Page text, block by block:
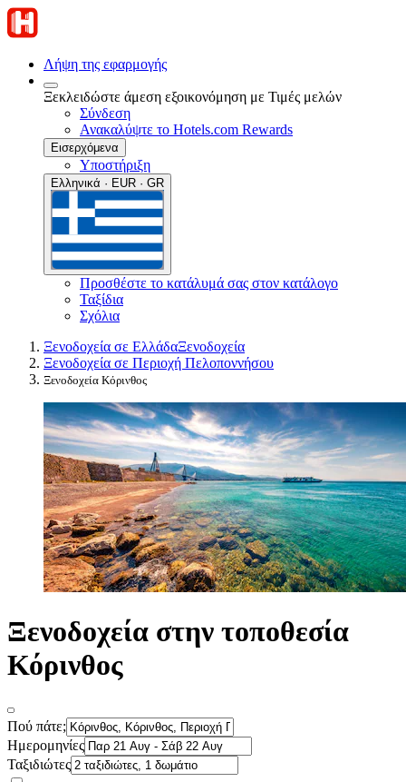
Λήψη της εφαρμογής
Ξεκλειδώστε άμεση εξοικονόμηση με Τιμές μελών
Σύνδεση
Ανακαλύψτε το Hotels.com Rewards
Εισερχόμενα
Υποστήριξη
Ελληνικά · EUR · GR
Προσθέστε το κατάλυμά σας στον κατάλογο
Ταξίδια
Σχόλια
Ξενοδοχεία σε ΕλλάδαΞενοδοχεία
Ξενοδοχεία σε Περιοχή Πελοποννήσου
Ξενοδοχεία Κόρινθος
Ξενοδοχεία στην τοποθεσία
Κόρινθος
Πού πάτε;
Ημερομηνίες
Ταξιδιώτες